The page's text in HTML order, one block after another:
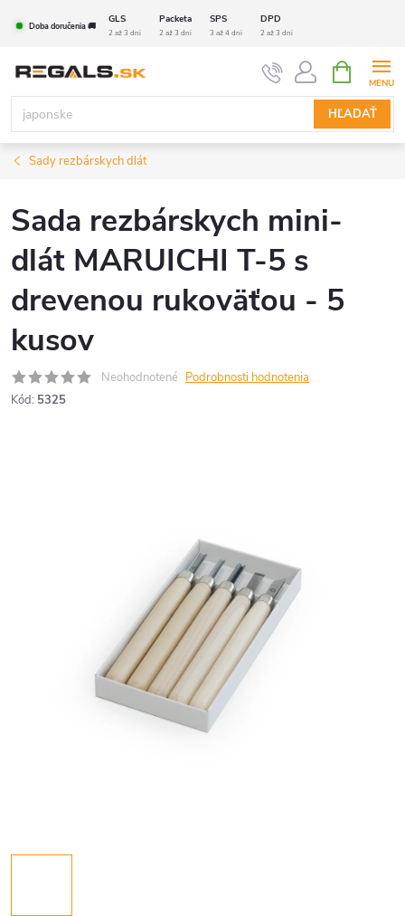
Doba doručenia 🚚
GLS Packeta SPS DPD
2 až 3 dni 2 až 3 dni 3 až 4 dni 2 až 3 dni
HĽADAŤ
KOŠÍK
Sady rezbárskych dlát
Sada rezbárskych mini-
dlát MARUICHI T-5 s
drevenou rukoväťou - 5
kusov
Neohodnotené Podrobnosti hodnotenia
Kód: 5325